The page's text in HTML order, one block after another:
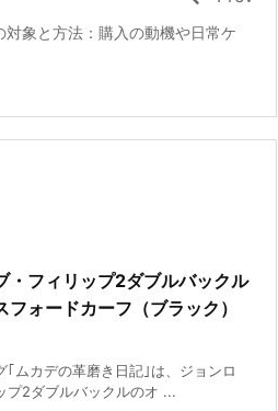
対象と方法：購入の動機や日常ケ
・フィリップ2ダブルバックル
フォードカーフ（ブラック）
｢ムカデの革磨き日記｣は、ジョンロ
プ2ダブルバックルのオ ...